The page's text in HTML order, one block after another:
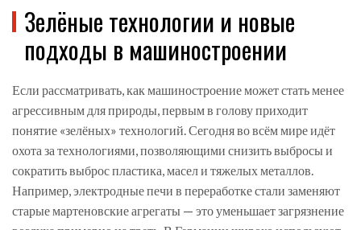
Зелёные технологии и новые
подходы в машиностроении
Если рассматривать, как машиностроение может стать менее
агрессивным для природы, первым в голову приходит
понятие «зелёных» технологий. Сегодня во всём мире идёт
охота за технологиями, позволяющими снизить выбросы и
сократить выброс пластика, масел и тяжелых металлов.
Например, электродные печи в переработке стали заменяют
старые мартеновские агрегаты — это уменьшает загрязнение